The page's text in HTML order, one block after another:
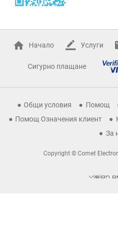
Начало Услуги
Сигурно плащане
Общи условия Помощ
Помощ Означения клиент
За
Copyright © Comet